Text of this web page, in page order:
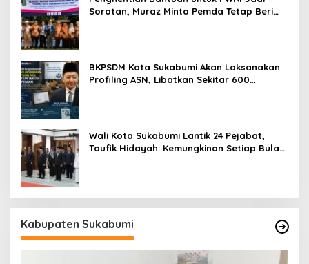
Sorotan, Muraz Minta Pemda Tetap Beri
BKPSDM Kota Sukabumi Akan Laksanakan
Profiling ASN, Libatkan Sekitar 600
Wali Kota Sukabumi Lantik 24 Pejabat,
Taufik Hidayah: Kemungkinan Setiap Bulan
Kabupaten Sukabumi